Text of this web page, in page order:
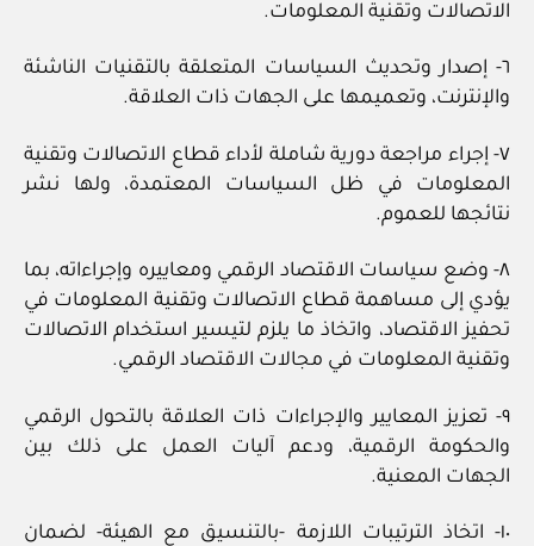
الاتصالات وتقنية المعلومات.
٦- إصدار وتحديث السياسات المتعلقة بالتقنيات الناشئة
والإنترنت، وتعميمها على الجهات ذات العلاقة.
٧- إجراء مراجعة دورية شاملة لأداء قطاع الاتصالات وتقنية
المعلومات في ظل السياسات المعتمدة، ولها نشر
نتائجها للعموم.
٨- وضع سياسات الاقتصاد الرقمي ومعاييره وإجراءاته، بما
يؤدي إلى مساهمة قطاع الاتصالات وتقنية المعلومات في
تحفيز الاقتصاد، واتخاذ ما يلزم لتيسير استخدام الاتصالات
وتقنية المعلومات في مجالات الاقتصاد الرقمي.
٩- تعزيز المعايير والإجراءات ذات العلاقة بالتحول الرقمي
والحكومة الرقمية، ودعم آليات العمل على ذلك بين
الجهات المعنية.
١٠- اتخاذ الترتيبات اللازمة -بالتنسيق مع الهيئة- لضمان